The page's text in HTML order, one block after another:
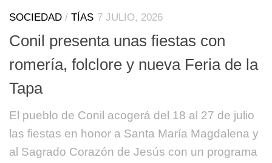
SOCIEDAD / TÍAS 7 JULIO, 2026
Conil presenta unas fiestas con
romería, folclore y nueva Feria de la
Tapa
El pueblo de Conil acogerá del 18 al 27 de julio
las fiestas en honor a Santa María Magdalena y
al Sagrado Corazón de Jesús con un programa